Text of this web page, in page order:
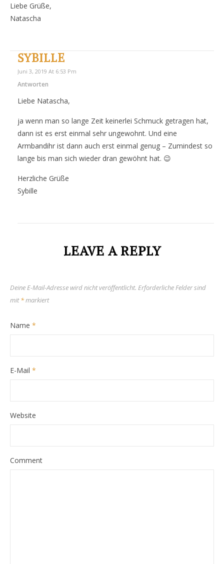
Liebe Grüße,
Natascha
SYBILLE
Juni 3, 2019 At 6:53 Pm
Antworten
Liebe Natascha,
ja wenn man so lange Zeit keinerlei Schmuck getragen hat,
dann ist es erst einmal sehr ungewohnt. Und eine
Armbandihr ist dann auch erst einmal genug – Zumindest so
lange bis man sich wieder dran gewöhnt hat. 😉
Herzliche Grüße
Sybille
LEAVE A REPLY
Deine E-Mail-Adresse wird nicht veröffentlicht. Erforderliche Felder sind
mit*markiert
Name *
E-Mail *
Website
Comment